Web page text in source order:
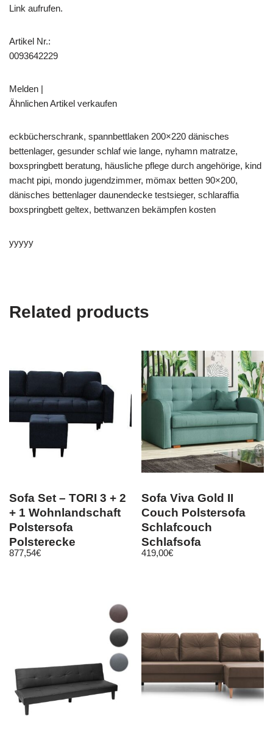
Link aufrufen.
Artikel Nr.:
0093642229
Melden |
Ähnlichen Artikel verkaufen
eckbücherschrank, spannbettlaken 200×220 dänisches
bettenlager, gesunder schlaf wie lange, nyhamn matratze,
boxspringbett beratung, häusliche pflege durch angehörige, kind
macht pipi, mondo jugendzimmer, mömax betten 90×200,
dänisches bettenlager daunendecke testsieger, schlaraffia
boxspringbett geltex, bettwanzen bekämpfen kosten
yyyyy
Related products
Sofa Set – TORI 3 + 2
+ 1 Wohnlandschaft
Polstersofa
Polsterecke
Schlaffunktion
877,54€
Sofa Viva Gold II
Couch Polstersofa
Schlafcouch
Schlafsofa
Bettkasten
419,00€